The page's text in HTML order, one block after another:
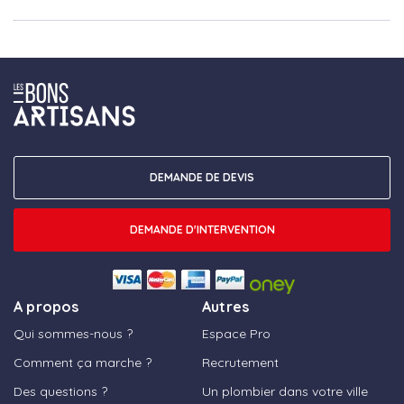
A propos
Qui sommes-nous ?
Comment ça marche ?
Des questions ?
Autres
Espace Pro
Recrutement
Un plombier dans votre ville
DEMANDE DE DEVIS
DEMANDE D'INTERVENTION